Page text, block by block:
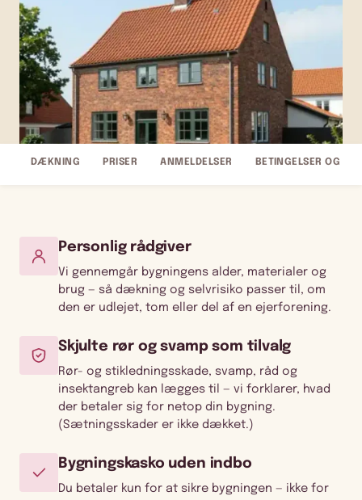
DÆKNING PRISER ANMELDELSER BETINGELSER OG
Personlig rådgiver
Vi gennemgår bygningens alder, materialer og
brug — så dækning og selvrisiko passer til, om
den er udlejet, tom eller del af en ejerforening.
Skjulte rør og svamp som tilvalg
Rør- og stikledningsskade, svamp, råd og
insektangreb kan lægges til — vi forklarer, hvad
der betaler sig for netop din bygning.
(Sætningsskader er ikke dækket.)
Bygningskasko uden indbo
Du betaler kun for at sikre bygningen — ikke for